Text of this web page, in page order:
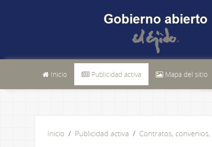
Inicio Publicidad activa Mapa del sitio
Inicio Publicidad activa Contratos,